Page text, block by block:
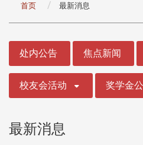
首页 最新消息
处内公告 焦点新闻
校友会活动 奖学金
最新消息